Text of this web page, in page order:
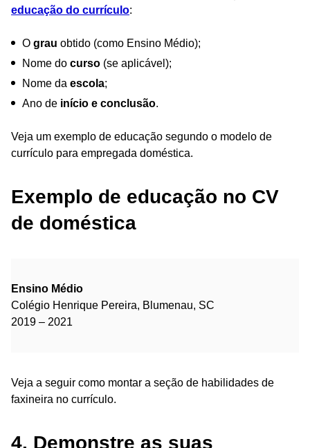
educação do currículo:
O grau obtido (como Ensino Médio);
Nome do curso (se aplicável);
Nome da escola;
Ano de início e conclusão.
Veja um exemplo de educação segundo o modelo de
currículo para empregada doméstica.
Exemplo de educação no CV
de doméstica
Ensino Médio
Colégio Henrique Pereira, Blumenau, SC
2019 – 2021
Veja a seguir como montar a seção de habilidades de
faxineira no currículo.
4. Demonstre as suas